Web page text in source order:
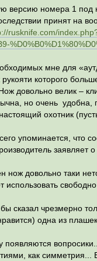
версию номера 1 под
принят на
rusknife.com/
мне для
которого
довольно велик –
но очень удобна,
охотник
упоминается, что
заявляет
нож довольно таки
сказал чрезмерно
одна из
как симметрия...